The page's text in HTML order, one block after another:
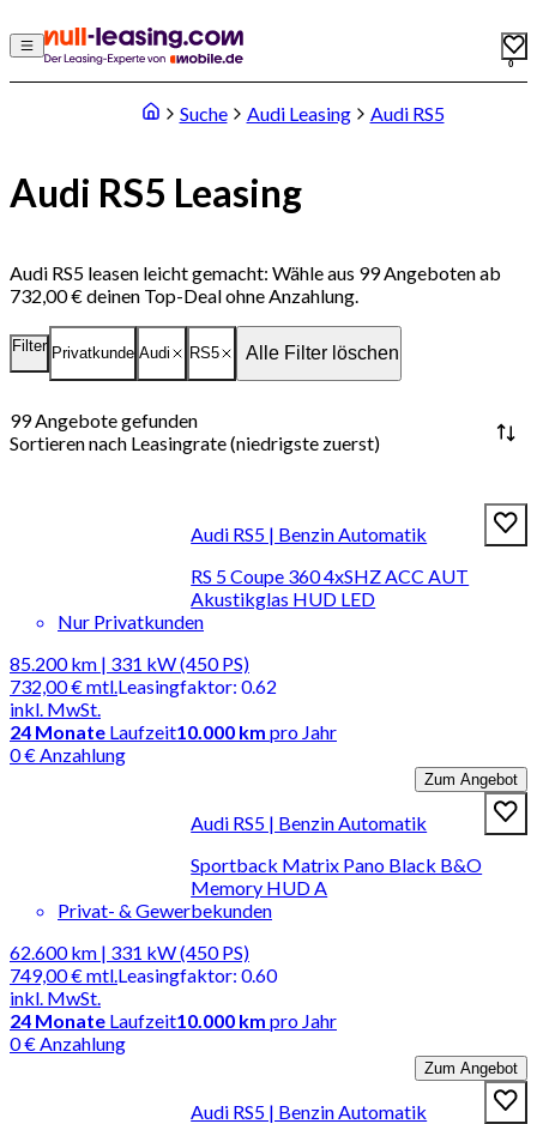
0
Suche Audi Leasing Audi RS5
Audi RS5 Leasing
Audi RS5 leasen leicht gemacht: Wähle aus 99 Angeboten ab
732,00 € deinen Top-Deal ohne Anzahlung.
Filter Privatkunde Audi RS5 Alle Filter löschen
99Angebote gefunden
Sortieren nach Leasingrate (niedrigste zuerst)
Audi RS5 | Benzin Automatik
RS 5 Coupe 360 4xSHZ ACC AUT
Akustikglas HUD LED
Nur Privatkunden
85.200 km | 331 kW (450 PS)
732,00 €mtl.
inkl. MwSt.
Leasingfaktor: 0.62
24 Monate Laufzeit10.000 km pro Jahr
0 € Anzahlung
Zum Angebot
Audi RS5 | Benzin Automatik
Sportback Matrix Pano Black B&O
Memory HUD A
Privat- & Gewerbekunden
62.600 km | 331 kW (450 PS)
749,00 €mtl.
inkl. MwSt.
Leasingfaktor: 0.60
24 Monate Laufzeit10.000 km pro Jahr
0 € Anzahlung
Zum Angebot
Audi RS5 | Benzin Automatik